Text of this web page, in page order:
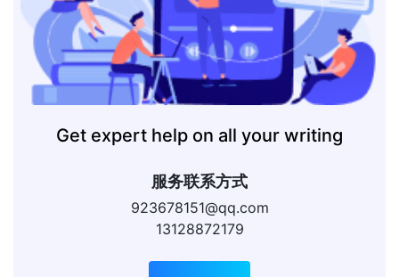
Get expert help on all your writing
服务联系方式
923678151@qq.com
13128872179